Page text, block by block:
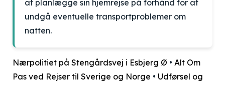
at planlægge sin hjemrejse på forhånd for at
undgå eventuelle transportproblemer om
natten.
Nærpolitiet på Stengårdsvej i Esbjerg Ø • Alt Om
Pas ved Rejser til Sverige og Norge • Udførsel og